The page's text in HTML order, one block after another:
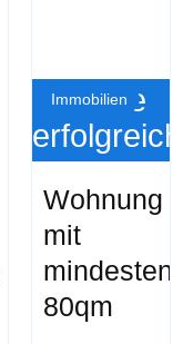
Suche
erfolgreich
Immobilien
Wohnung
mit
mindestens
80qm